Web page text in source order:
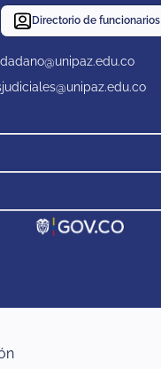
Directorio de funcionarios